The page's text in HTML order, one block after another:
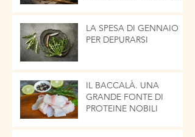
LA SPESA DI GENNAIO
PER DEPURARSI
IL BACCALÀ. UNA
GRANDE FONTE DI
PROTEINE NOBILI